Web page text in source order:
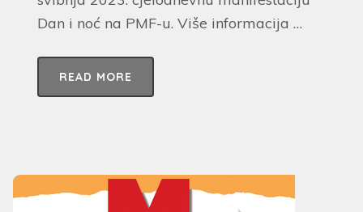
Dan i noć na PMF-u. Više informacija …
READ MORE